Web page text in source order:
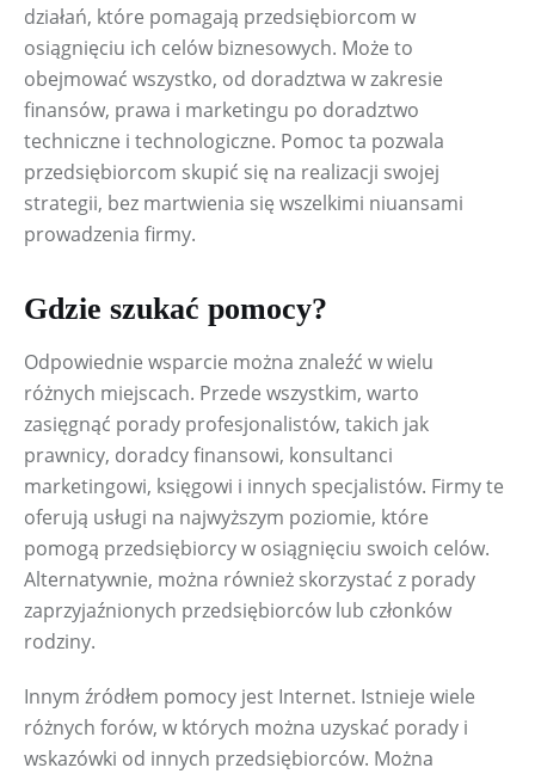
działań, które pomagają przedsiębiorcom w
osiągnięciu ich celów biznesowych. Może to
obejmować wszystko, od doradztwa w zakresie
finansów, prawa i marketingu po doradztwo
techniczne i technologiczne. Pomoc ta pozwala
przedsiębiorcom skupić się na realizacji swojej
strategii, bez martwienia się wszelkimi niuansami
prowadzenia firmy.
Gdzie szukać pomocy?
Odpowiednie wsparcie można znaleźć w wielu
różnych miejscach. Przede wszystkim, warto
zasięgnąć porady profesjonalistów, takich jak
prawnicy, doradcy finansowi, konsultanci
marketingowi, księgowi i innych specjalistów. Firmy te
oferują usługi na najwyższym poziomie, które
pomogą przedsiębiorcy w osiągnięciu swoich celów.
Alternatywnie, można również skorzystać z porady
zaprzyjaźnionych przedsiębiorców lub członków
rodziny.
Innym źródłem pomocy jest Internet. Istnieje wiele
różnych forów, w których można uzyskać porady i
wskazówki od innych przedsiębiorców. Można